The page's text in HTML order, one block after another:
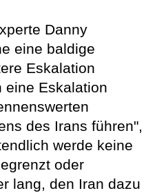
Danny
eine baldige
Eskalation
eine Eskalation
des Irans führen",
werde keine
oder
lang, den Iran dazu